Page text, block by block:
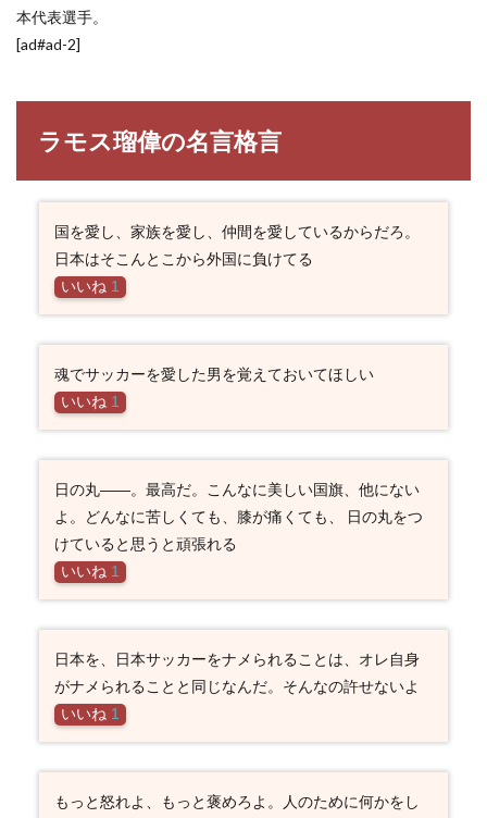
本代表選手。
[ad#ad-2]
ラモス瑠偉の名言格言
国を愛し、家族を愛し、仲間を愛しているからだろ。
日本はそこんとこから外国に負けてる
いいね 1
魂でサッカーを愛した男を覚えておいてほしい
いいね 1
日の丸――。最高だ。こんなに美しい国旗、他にない
よ。どんなに苦しくても、膝が痛くても、 日の丸をつ
けていると思うと頑張れる
いいね 1
日本を、日本サッカーをナメられることは、オレ自身
がナメられることと同じなんだ。そんなの許せないよ
いいね 1
もっと怒れよ、もっと褒めろよ。人のために何かをし